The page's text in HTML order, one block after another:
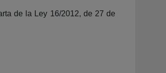
de la Ley 16/2012, de 27 de